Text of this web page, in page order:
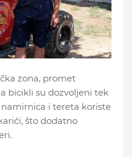
zona, promet
bicikli su dozvoljeni tek
namirnica i tereta koriste
što dodatno